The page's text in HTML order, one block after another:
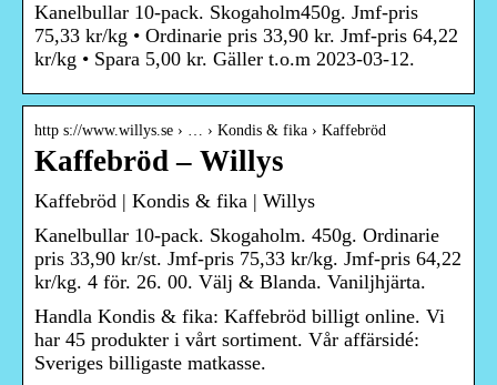
Kanelbullar 10-pack. Skogaholm450g. Jmf-pris
75,33 kr/kg • Ordinarie pris 33,90 kr. Jmf-pris 64,22
kr/kg • Spara 5,00 kr. Gäller t.o.m 2023-03-12.
http s://www.willys.se › … › Kondis & fika › Kaffebröd
Kaffebröd – Willys
Kaffebröd | Kondis & fika | Willys
Kanelbullar 10-pack. Skogaholm. 450g. Ordinarie
pris 33,90 kr/st. Jmf-pris 75,33 kr/kg. Jmf-pris 64,22
kr/kg. 4 för. 26. 00. Välj & Blanda. Vaniljhjärta.
Handla Kondis & fika: Kaffebröd billigt online. Vi
har 45 produkter i vårt sortiment. Vår affärsidé:
Sveriges billigaste matkasse.